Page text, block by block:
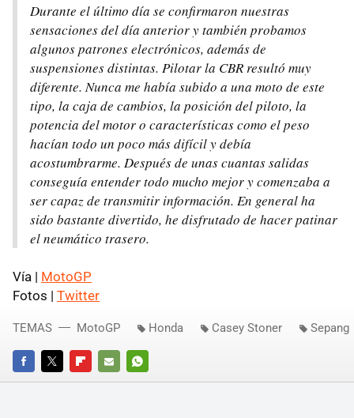
Durante el último día se confirmaron nuestras
sensaciones del día anterior y también probamos
algunos patrones electrónicos, además de
suspensiones distintas. Pilotar la CBR resultó muy
diferente. Nunca me había subido a una moto de este
tipo, la caja de cambios, la posición del piloto, la
potencia del motor o características como el peso
hacían todo un poco más difícil y debía
acostumbrarme. Después de unas cuantas salidas
conseguía entender todo mucho mejor y comenzaba a
ser capaz de transmitir información. En general ha
sido bastante divertido, he disfrutado de hacer patinar
el neumático trasero.
Vía | MotoGP
Fotos | Twitter
FACEBOOKTWITTERFLIPBOARD
E-
WHATSAPP
TEMAS MotoGP Honda Casey Stoner Sepang